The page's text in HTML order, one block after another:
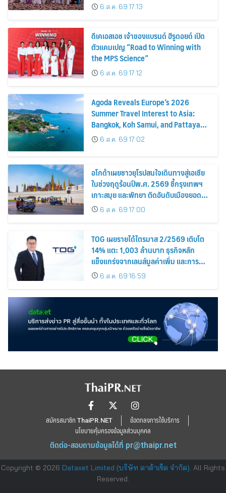
6 ส.ค. 69 17:13
ดีเคเอสเอช เจ้าของแบรนด์ ฮีรูดอยด์ เปิด
ตัวแคมเปญ “Road to Winning with
the MPS Science”
6 ส.ค. 69 17:12
Agoda Reveals Europe’s 2026
Summer Travel Interest to Asia:
Bangkok, Koh Samui, and Pattaya
Among the Top Cities
6 ส.ค. 69 17:02
อโกด้าเผยชาวยุโรปสนใจเดินทางสู่เอเชีย
ในช่วงฤดูร้อนปีพ.ศ. 2569 ชี้กรุงเทพฯ
เกาะสมุย และพัทยา ติดอันดับเมืองยอด
นิยม6 ส.ค. 69 17:00
TOG เผยรายได้ไตรมาส 2/2569 เติบโต
14% แตะ 1,003 ล้านบาท ธุรกิจหลัก
แข็งแกร่งจากเลนส์มูลค่าเพิ่ม และการ
ขยายตลาดต่างประเทศ พร้อมเดินหน้า
ลงทุนเพื่อการเติบโตระยะยาว
6 ส.ค. 69 16:59
สมัครสมาชิก ThaiPR.NET
ข้อตกลงการใช้บริการ
นโยบายคุ้มครองข้อมูลส่วนบุคคล
ติดต่อ-สอบถามข้อมูลได้ที่ pr@thaipr.net
Copyright © 2026 Dataxet Limited (บริษัท ดาต้าเซ็ต จำกัด). All Rights
Reserved.